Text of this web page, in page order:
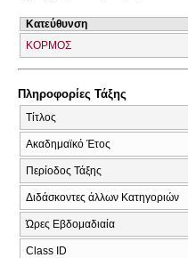
Κατεύθυνση
ΚΟΡΜΟΣ
Πληροφορίες Τάξης
Τίτλος
Ακαδημαϊκό Έτος
Περίοδος Τάξης
Διδάσκοντες άλλων Κατηγοριών
Ώρες Εβδομαδιαία
Class ID